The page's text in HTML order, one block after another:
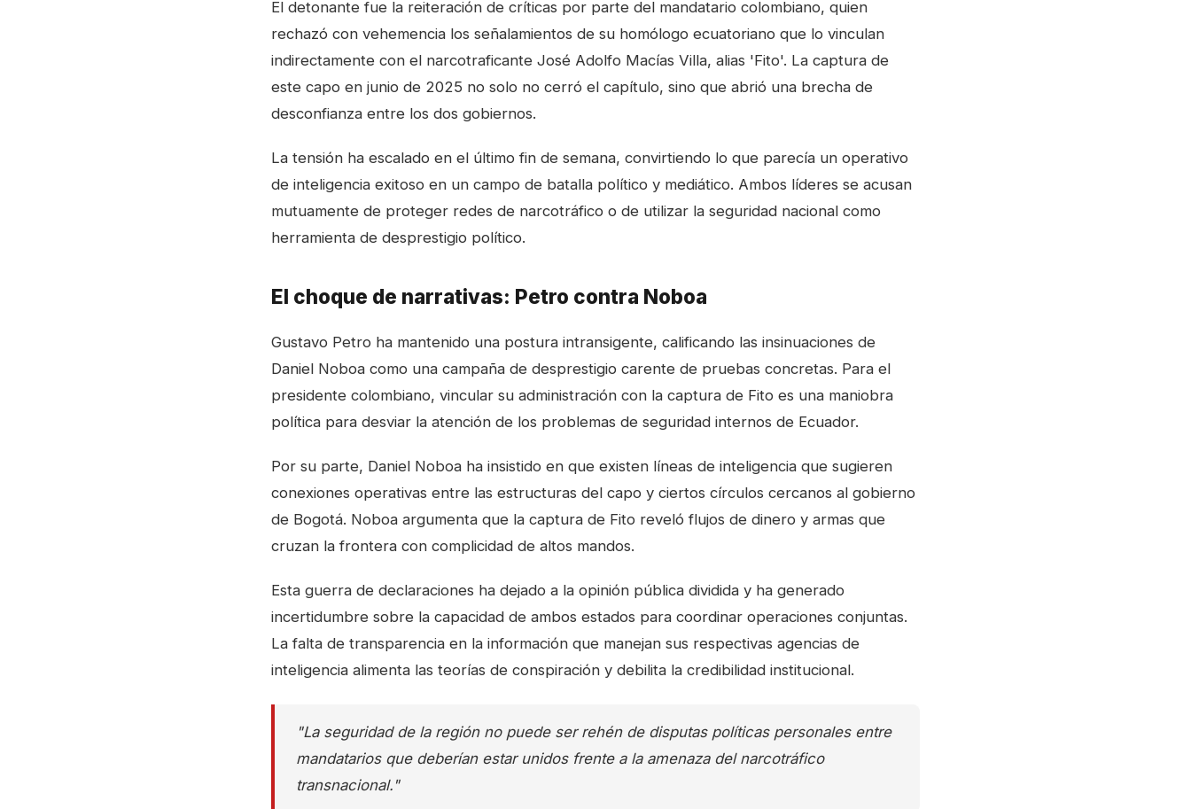
El detonante fue la reiteración de críticas por parte del mandatario colombiano, quien
rechazó con vehemencia los señalamientos de su homólogo ecuatoriano que lo vinculan
indirectamente con el narcotraficante José Adolfo Macías Villa, alias 'Fito'. La captura de
este capo en junio de 2025 no solo no cerró el capítulo, sino que abrió una brecha de
desconfianza entre los dos gobiernos.
La tensión ha escalado en el último fin de semana, convirtiendo lo que parecía un operativo
de inteligencia exitoso en un campo de batalla político y mediático. Ambos líderes se acusan
mutuamente de proteger redes de narcotráfico o de utilizar la seguridad nacional como
herramienta de desprestigio político.
El choque de narrativas: Petro contra Noboa
Gustavo Petro ha mantenido una postura intransigente, calificando las insinuaciones de
Daniel Noboa como una campaña de desprestigio carente de pruebas concretas. Para el
presidente colombiano, vincular su administración con la captura de Fito es una maniobra
política para desviar la atención de los problemas de seguridad internos de Ecuador.
Por su parte, Daniel Noboa ha insistido en que existen líneas de inteligencia que sugieren
conexiones operativas entre las estructuras del capo y ciertos círculos cercanos al gobierno
de Bogotá. Noboa argumenta que la captura de Fito reveló flujos de dinero y armas que
cruzan la frontera con complicidad de altos mandos.
Esta guerra de declaraciones ha dejado a la opinión pública dividida y ha generado
incertidumbre sobre la capacidad de ambos estados para coordinar operaciones conjuntas.
La falta de transparencia en la información que manejan sus respectivas agencias de
inteligencia alimenta las teorías de conspiración y debilita la credibilidad institucional.
"La seguridad de la región no puede ser rehén de disputas políticas personales entre
mandatarios que deberían estar unidos frente a la amenaza del narcotráfico
transnacional."